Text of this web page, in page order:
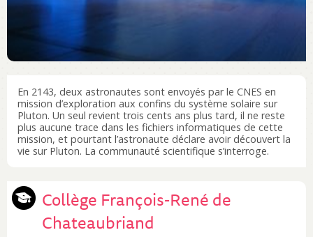
En 2143, deux astronautes sont envoyés par le CNES en
mission d’exploration aux confins du système solaire sur
Pluton. Un seul revient trois cents ans plus tard, il ne reste
plus aucune trace dans les fichiers informatiques de cette
mission, et pourtant l’astronaute déclare avoir découvert la
vie sur Pluton. La communauté scientifique s’interroge.
Collège François-René de
Chateaubriand